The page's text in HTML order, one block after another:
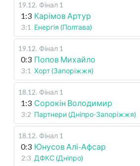
19.12. Фінал 1
1:3 Карімов Артур
3:1 Енергія (Полтава)
19.12. Фінал 1
0:3 Попов Михайло
3:1 Хорт (Запоріжжя)
18.12. Фінал 1
1:3 Сорокін Володимир
3:2 Партнери (Дніпро-Запоріжжя)
18.12. Фінал 1
0:3 Юнусов Алі-Афсар
2:3 ДФКС (Дніпро)